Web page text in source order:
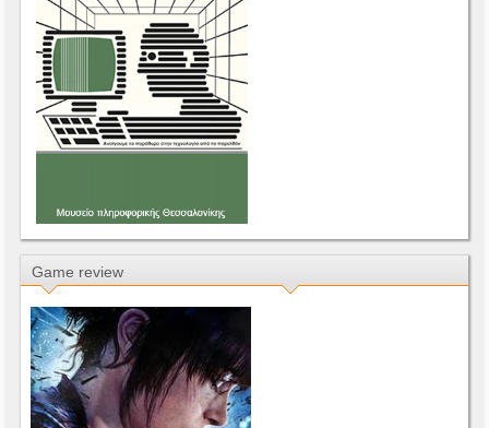
Game review